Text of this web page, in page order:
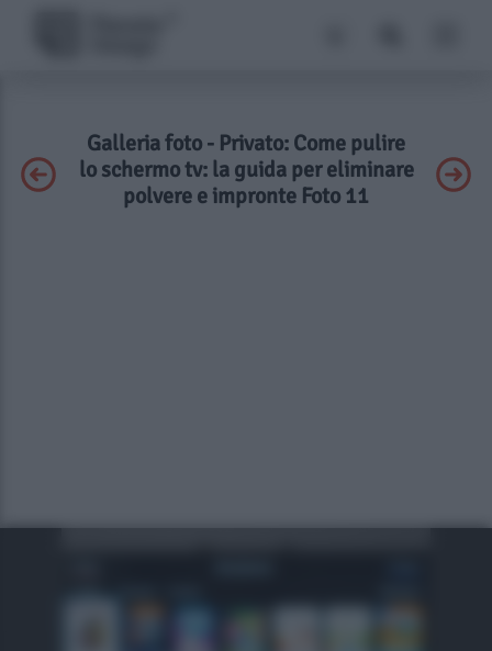
Galleria foto - Privato: Come pulire
lo schermo tv: la guida per eliminare
polvere e impronte Foto 11